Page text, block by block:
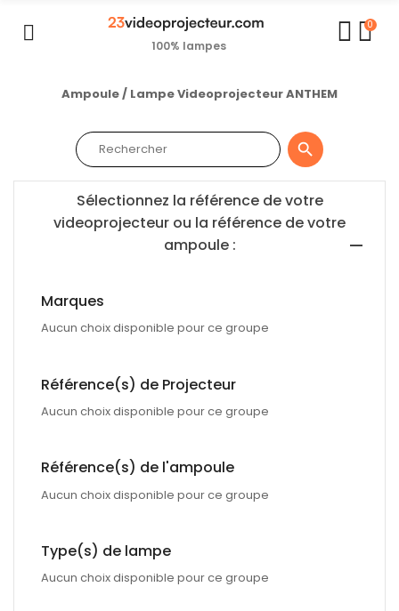
100% lampes
0
Ampoule / Lampe Videoprojecteur ANTHEM

Sélectionnez la référence de votre
videoprojecteur ou la référence de votre
ampoule :
Marques
Aucun choix disponible pour ce groupe
Référence(s) de Projecteur
Aucun choix disponible pour ce groupe
Référence(s) de l'ampoule
Aucun choix disponible pour ce groupe
Type(s) de lampe
Aucun choix disponible pour ce groupe